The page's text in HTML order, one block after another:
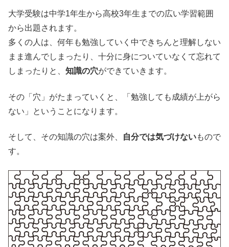
大学受験は中学1年生から高校3年生までの広い学習範囲
から出題されます。
多くの人は、何年も勉強していく中できちんと理解しない
まま進んでしまったり、十分に身についていなくて忘れて
しまったりと、 知識の穴ができていきます。
その「穴」がたまっていくと、「勉強しても成績が上がら
ない」ということになります。
そして、その知識の穴は案外、 自分では気づけないもので
す。